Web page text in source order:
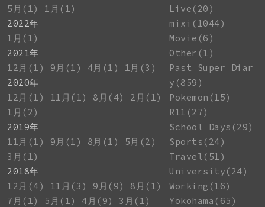
5月(1)
1月(1)
2022年
1月(1)
2021年
12月(1)
9月(1) 4月(1)
1月(3)
2020年
12月(1)
11月(1) 8月(4)
2月(1)
1月(2)
2019年
11月(1)
9月(1) 8月(1)
5月(2)
3月(1)
2018年
12月(4)
11月(3) 9月(9)
8月(1)
7月(1)
5月(1) 4月(9)
3月(1)
Live(20)
mixi(1044)
Movie(6)
Other(1)
Past Super Diar
y(859)
Pokemon(15)
R11(27)
School Days(29)
Sports(24)
Travel(51)
University(24)
Working(16)
Yokohama(65)